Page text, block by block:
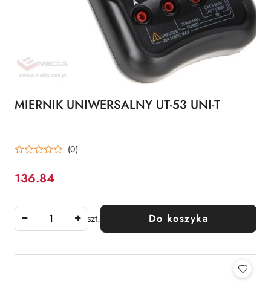
MIERNIK UNIWERSALNY UT-53 UNI-T
(0)
Cena:
136.84
szt. Do koszyka